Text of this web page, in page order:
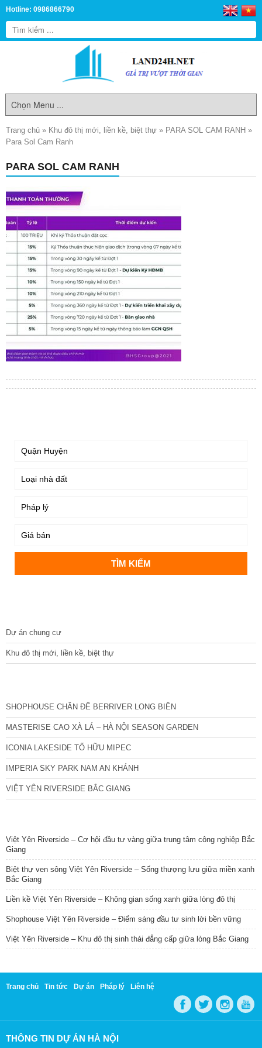
Hotline: 0986866790
Trang chủ » Khu đô thị mới, liền kề, biệt thự » PARA SOL CAM RANH »
Para Sol Cam Ranh
PARA SOL CAM RANH
Dự án chung cư
Khu đô thị mới, liền kề, biệt thự
SHOPHOUSE CHÂN ĐẾ BERRIVER LONG BIÊN
MASTERISE CAO XÀ LÁ – HÀ NỘI SEASON GARDEN
ICONIA LAKESIDE TỐ HỮU MIPEC
IMPERIA SKY PARK NAM AN KHÁNH
VIỆT YÊN RIVERSIDE BẮC GIANG
Việt Yên Riverside – Cơ hội đầu tư vàng giữa trung tâm công nghiệp Bắc
Giang
Biệt thự ven sông Việt Yên Riverside – Sống thượng lưu giữa miền xanh
Bắc Giang
Liền kề Việt Yên Riverside – Không gian sống xanh giữa lòng đô thị
Shophouse Việt Yên Riverside – Điểm sáng đầu tư sinh lời bền vững
Việt Yên Riverside – Khu đô thị sinh thái đẳng cấp giữa lòng Bắc Giang
Trang chủ Tin tức Dự án Pháp lý Liên hệ
THÔNG TIN DỰ ÁN HÀ NỘI